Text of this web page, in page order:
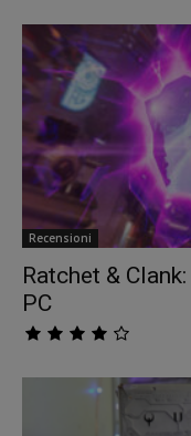
Recensioni
Ratchet &
PC